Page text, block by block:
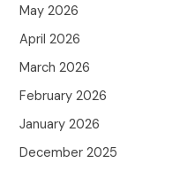
May 2026
April 2026
March 2026
February 2026
January 2026
December 2025